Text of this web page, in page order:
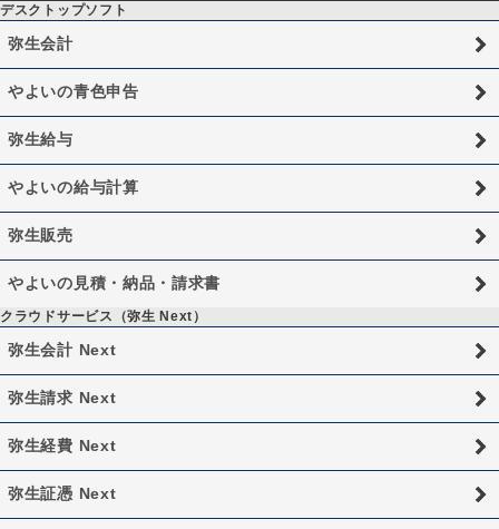
デスクトップソフト
弥生会計
やよいの青色申告
弥生給与
やよいの給与計算
弥生販売
やよいの見積・納品・請求書
クラウドサービス（弥生 Next）
弥生会計 Next
弥生請求 Next
弥生経費 Next
弥生証憑 Next